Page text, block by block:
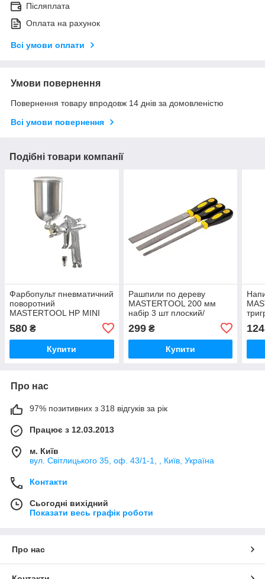
Післяплата
Оплата на рахунок
Всі умови оплати
Умови повернення
Повернення товару впродовж 14 днів за домовленістю
Всі умови повернення
Подібні товари компанії
Фарбопульт пневматичний
поворотний
MASTERTOOL HP MINI
круглий/плоский факел
60-90 л/хв 2,5-4,0 бар
580 ₴
Купити
Рашпили по дереву
MASTERTOOL 200 мм
набір 3 шт плоский/
299₴
Купити
124
Про нас
97% позитивних з 318 відгуків за рік
Працює з 12.03.2013
м. Київ
вул. Світлицького 35, оф. 43/1-1, , Київ, Україна
Контакти
Сьогодні вихідний
Показати весь графік роботи
Про нас